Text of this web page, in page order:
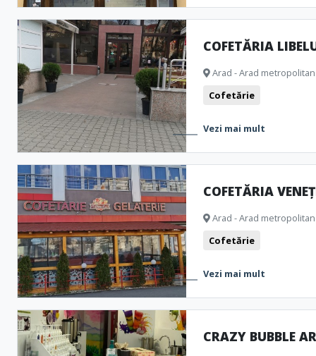
COFETĂRIA
Arad - Arad metropolitan
Cofetărie
Vezi mai mult
COFETĂRIA
Arad - Arad metropolitan
Cofetărie
Vezi mai mult
CRAZY BUBBLE